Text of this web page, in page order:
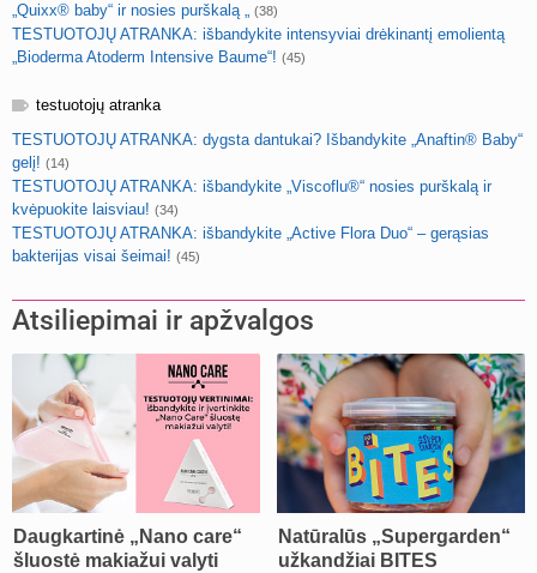
„Quixx® baby“ ir nosies purškalą „ (38)
TESTUOTOJŲ ATRANKA: išbandykite intensyviai drėkinantį emolientą
„Bioderma Atoderm Intensive Baume“! (45)
testuotojų atranka
TESTUOTOJŲ ATRANKA: dygsta dantukai? Išbandykite „Anaftin® Baby“
gelį! (14)
TESTUOTOJŲ ATRANKA: išbandykite „Viscoflu®“ nosies purškalą ir
kvėpuokite laisviau! (34)
TESTUOTOJŲ ATRANKA: išbandykite „Active Flora Duo“ – gerąsias
bakterijas visai šeimai! (45)
Atsiliepimai ir apžvalgos
Daugkartinė „Nano care“
šluostė makiažui valyti
Natūralūs „Supergarden“
užkandžiai BITES